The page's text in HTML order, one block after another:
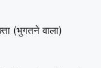
(भुगतने वाला)